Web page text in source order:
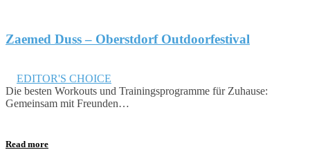
Zaemed Duss – Oberstdorf Outdoorfestival
EDITOR'S CHOICE
Die besten Workouts und Trainingsprogramme für Zuhause:
Gemeinsam mit Freunden…
Read more